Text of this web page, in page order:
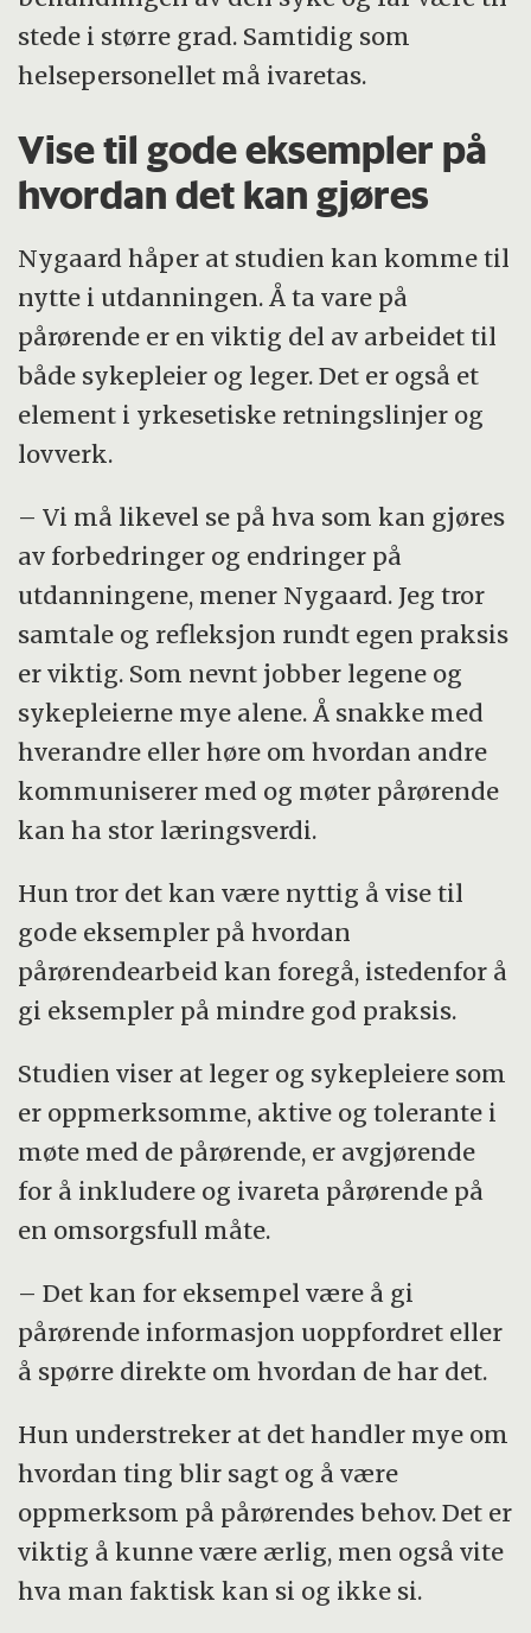
stede i større grad. Samtidig som
helsepersonellet må ivaretas.
Vise til gode eksempler på
hvordan det kan gjøres
Nygaard håper at studien kan komme til
nytte i utdanningen. Å ta vare på
pårørende er en viktig del av arbeidet til
både sykepleier og leger. Det er også et
element i yrkesetiske retningslinjer og
lovverk.
– Vi må likevel se på hva som kan gjøres
av forbedringer og endringer på
utdanningene, mener Nygaard. Jeg tror
samtale og refleksjon rundt egen praksis
er viktig. Som nevnt jobber legene og
sykepleierne mye alene. Å snakke med
hverandre eller høre om hvordan andre
kommuniserer med og møter pårørende
kan ha stor læringsverdi.
Hun tror det kan være nyttig å vise til
gode eksempler på hvordan
pårørendearbeid kan foregå, istedenfor å
gi eksempler på mindre god praksis.
Studien viser at leger og sykepleiere som
er oppmerksomme, aktive og tolerante i
møte med de pårørende, er avgjørende
for å inkludere og ivareta pårørende på
en omsorgsfull måte.
– Det kan for eksempel være å gi
pårørende informasjon uoppfordret eller
å spørre direkte om hvordan de har det.
Hun understreker at det handler mye om
hvordan ting blir sagt og å være
oppmerksom på pårørendes behov. Det er
viktig å kunne være ærlig, men også vite
hva man faktisk kan si og ikke si.